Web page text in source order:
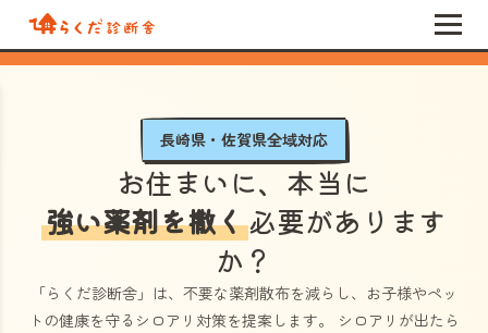
長崎県・佐賀県全域対応
お住まいに、本当に
強い薬剤を撒く必要があります
か？
「らくだ診断舎」 は、不要な薬剤散布を減らし、お子様やペッ
トの健康を守るシロアリ対策を提案します。 シロアリが出たら